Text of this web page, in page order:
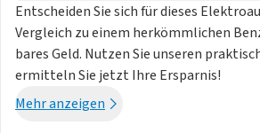
* Regensensor
* Reifendrucküberwachung
* Rückfahrkamera
* Rücksitzlehne geteilt umlegbar
* Scheiben seitlich und hinten in
Entscheiden Sie sich für dieses
Vergleich zu einem herkömmlichen
bares Geld. Nutzen Sie unseren
ermitteln Sie jetzt Ihre Ersparnis!
Mehr anzeigen